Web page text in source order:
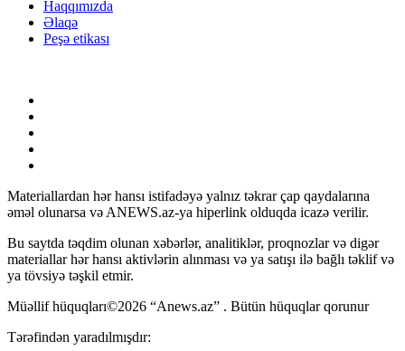
Haqqımızda
Əlaqə
Peşə etikası
Materiallardan hər hansı istifadəyə yalnız təkrar çap qaydalarına
əməl olunarsa və ANEWS.az-ya hiperlink olduqda icazə verilir.
Bu saytda təqdim olunan xəbərlər, analitiklər, proqnozlar və digər
materiallar hər hansı aktivlərin alınması və ya satışı ilə bağlı təklif və
ya tövsiyə təşkil etmir.
Müəllif hüquqları©2026 “Anews.az” . Bütün hüquqlar qorunur
Tərəfindən yaradılmışdır: